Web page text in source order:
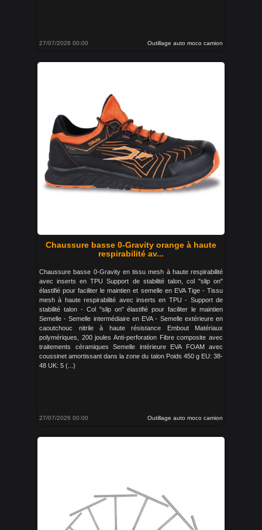
27/07/2026 00:00 Outillage auto moco camion
Chaussure basse 0-Gravity orange à haute
respirabilité av...
Chaussure basse 0-Gravity en tissu mesh à haute respirabilité
avec inserts en TPU Support de stabilité talon, col "slip on"
élastifié pour faciliter le maintien et semelle en EVA Tige - Tissu
mesh à haute respirabilité avec inserts en TPU - Support de
stabilité talon - Col "slip on" élastifié pour faciliter le maintien
Semelle - Semelle intermédiaire en EVA - Semelle extérieure en
caoutchouc nitrile à haute résistance Embout Matériaux
polymériques, 200 joules Anti-perforation Fibre composite avec
traitements céramiques Semelle intérieure EVA FOAM avec
coussinet amortissant dans la zone du talon Poids 450 g EU: 38-
48 UK: 5 (...)
27/07/2026 00:00 Outillage auto moco camion